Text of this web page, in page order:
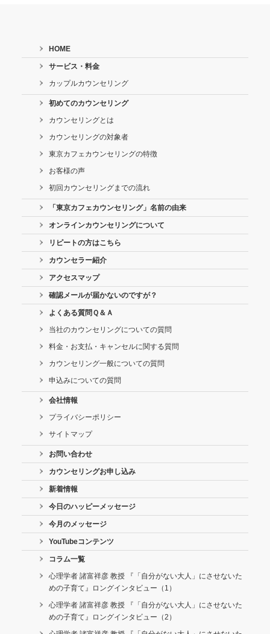
HOME
サービス・料金
カップルカウンセリング
初めてのカウンセリング
カウンセリングとは
カウンセリングの対象者
東京カフェカウンセリングの特徴
お客様の声
初回カウンセリングまでの流れ
「東京カフェカウンセリング」名前の由来
オンラインカウンセリングについて
リピートの方はこちら
カウンセラー紹介
アクセスマップ
確認メールが届かないのですが？
よくある質問Ｑ＆Ａ
当社のカウンセリングについての質問
料金・お支払・キャンセルに関する質問
カウンセリング一般についての質問
申込みについての質問
会社情報
プライバシーポリシー
サイトマップ
お問い合わせ
カウンセリングお申し込み
新着情報
今日のハッピーメッセージ
今月のメッセージ
YouTubeコンテンツ
コラム一覧
心理学者 諸富祥彦 教授 『「自分がない大人」にさせないた
めの子育て』ロングインタビュー（1）
心理学者 諸富祥彦 教授 『「自分がない大人」にさせないた
めの子育て』ロングインタビュー（2）